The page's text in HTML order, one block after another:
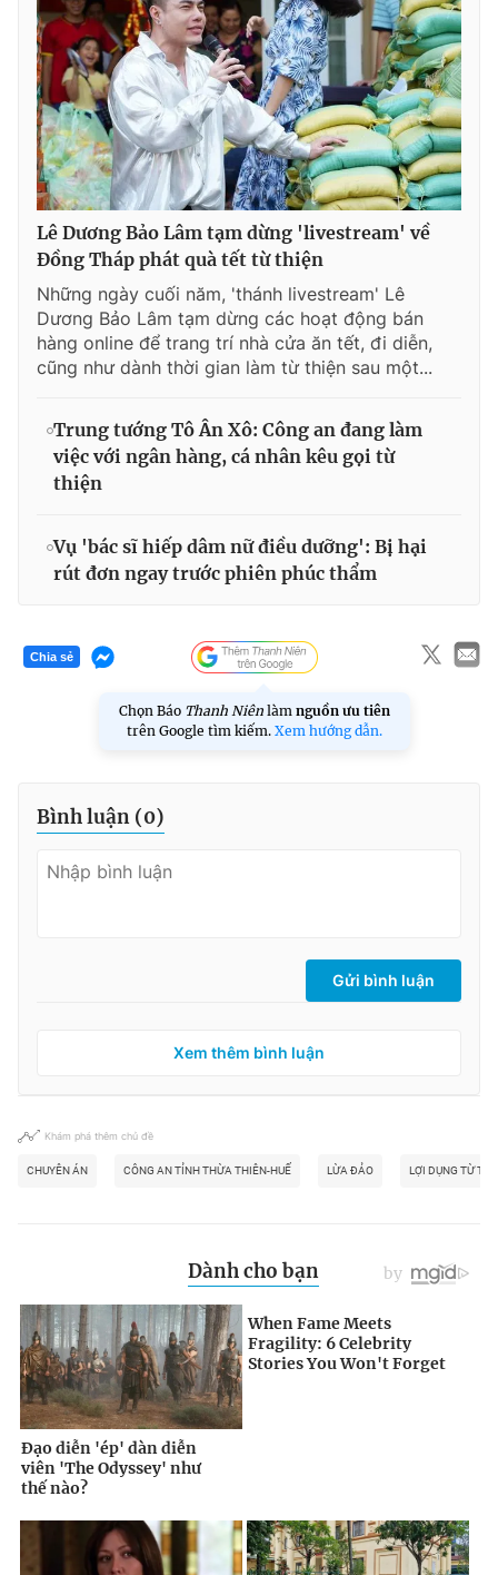
Lê Dương Bảo Lâm tạm dừng 'livestream' về
Đồng Tháp phát quà tết từ thiện
Những ngày cuối năm, 'thánh livestream' Lê
Dương Bảo Lâm tạm dừng các hoạt động bán
hàng online để trang trí nhà cửa ăn tết, đi diễn,
cũng như dành thời gian làm từ thiện sau một...
Trung tướng Tô Ân Xô: Công an đang làm
việc với ngân hàng, cá nhân kêu gọi từ
thiện
Vụ 'bác sĩ hiếp dâm nữ điều dưỡng': Bị hại
rút đơn ngay trước phiên phúc thẩm
Chia sẻ
Chọn Báo Thanh Niên làm nguồn ưu tiên
trên Google tìm kiếm. Xem hướng dẫn.
Bình luận (0)
Gửi bình luận
Xem thêm bình luận
Khám phá thêm chủ đề
CHUYÊN ÁN CÔNG AN TỈNH THỪA THIÊN-HUẾ LỪA ĐẢO LỢI DỤNG TỪ